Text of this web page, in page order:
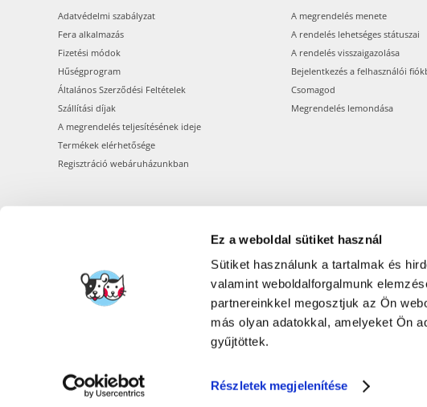
Ez a weboldal sütiket használ
Sütiket használunk a tartalmak és
valamint weboldalforgalmunk
partnereinkkel megosztjuk az Ön
más olyan adatokkal, amelyeket Ön
gyűjtöttek.
Részletek megjelenítése
Adatvédelmi szabályzat
Fera alkalmazás
Fizetési módok
Hűségprogram
Általános Szerződési Feltételek
Szállítási díjak
A megrendelés teljesítésének ideje
Termékek elérhetősége
Regisztráció webáruházunkban
A megrendelés menete
A rendelés lehetséges státuszai
A rendelés visszaigazolása
Bejelentkezés a felhasználói
Csomagod
Megrendelés lemondása